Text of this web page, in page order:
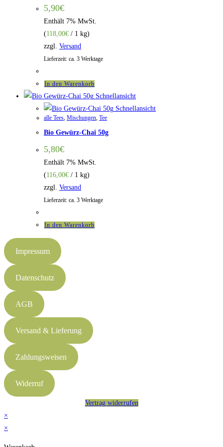
5,90€
Enthält 7% MwSt.
(118,00€ / 1 kg)
zzgl. Versand
Lieferzeit: ca. 3 Werktage
In den Warenkorb
Schnellansicht
Schnellansicht
alle Tees, Mischungen, Tee
Bio Gewürz-Chai 50g
5,80€
Enthält 7% MwSt.
(116,00€ / 1 kg)
zzgl. Versand
Lieferzeit: ca. 3 Werktage
In den Warenkorb
Impressum
Datenschutz
AGB
Versand & Lieferung
Zahlungsweisen
Widerruf
Vertrag widerrufen
×
×